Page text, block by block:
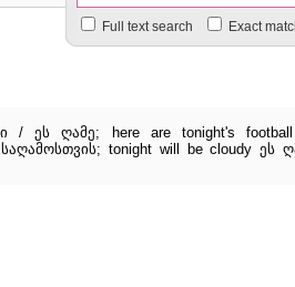
Full text search Exact
ეს ღამე; here are tonight's football
tonight will be cloudy ეს